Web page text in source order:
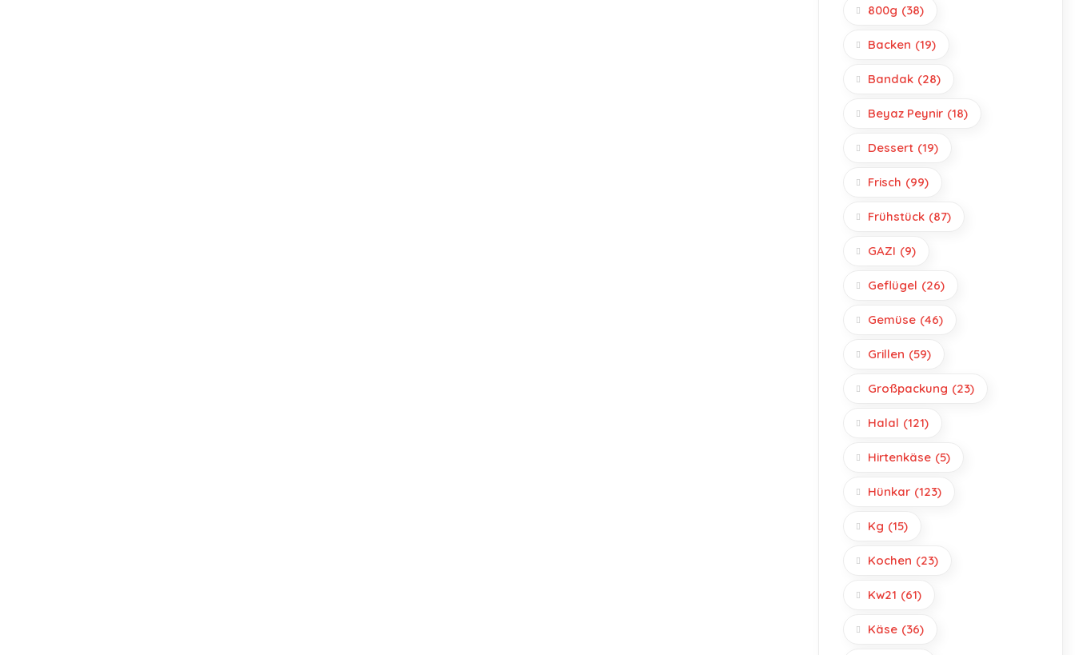
800g (38)
Backen (19)
Bandak (28)
Beyaz Peynir (18)
Dessert (19)
Frisch (99)
Frühstück (87)
GAZI (9)
Geflügel (26)
Gemüse (46)
Grillen (59)
Großpackung (23)
Halal (121)
Hirtenkäse (5)
Hünkar (123)
Kg (15)
Kochen (23)
Kw21 (61)
Käse (36)